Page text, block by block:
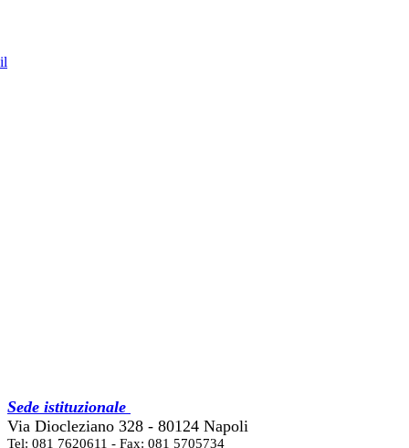
Sede istituzionale
Via Diocleziano 328 - 80124 Napoli
Tel: 081 7620611 - Fax: 081 5705734